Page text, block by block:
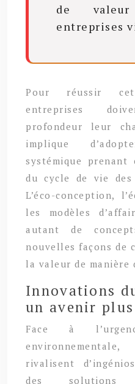
de
entreprises
Pour réussir
entreprises
profondeur leur
implique
systémique prenant
du cycle de vie
L’éco-conception,
les modèles
autant de
nouvelles façons de
la valeur de manière
Innovations
un avenir
Face à
rivalisent
des solutions